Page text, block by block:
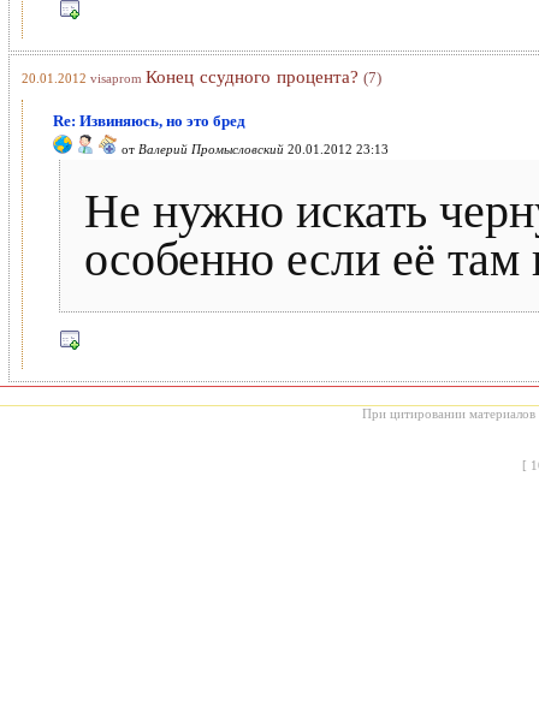
20.01.2012 visaprom Конец ссудного процента? (7)
Re: Извиняюсь, но это бред
от Валерий Промысловский 20.01.2012 23:13
Не нужно искать
особенно если её там
При цитировании материалов
[